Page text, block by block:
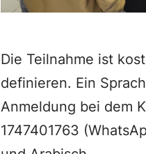
Die Teilnahme ist
definieren. Ein
Anmeldung bei dem
1747401763